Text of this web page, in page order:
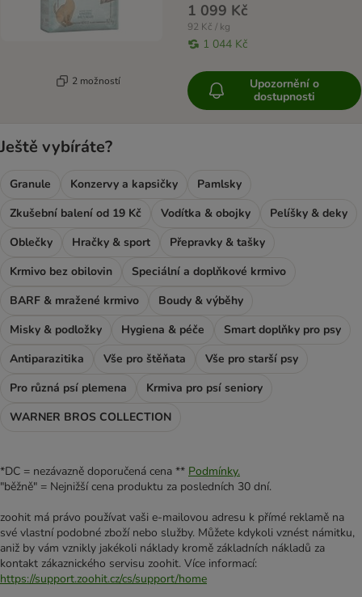
2 možností
1 099 Kč
92 Kč / kg
1 044 Kč
Upozornění o
dostupnosti
Ještě vybíráte?
Granule Konzervy a kapsičky
Pamlsky
Zkušební balení od 19 Kč
Vodítka & obojky
Pelíšky & deky
Oblečky
Hračky & sport
Přepravky & tašky
Krmivo bez obilovin
Speciální a doplňkové krmivo
BARF & mražené krmivo
Boudy & výběhy
Misky & podložky
Hygiena & péče
Smart doplňky pro psy
Antiparazitika
Vše pro štěňata
Vše pro starší psy
Pro různá psí plemena
Krmiva pro psí seniory
WARNER BROS COLLECTION
*DC = nezávazně doporučená cena ** Podmínky.
"běžně" = Nejnižší cena produktu za posledních 30 dní.
zoohit má právo používat vaši e-mailovou adresu k přímé reklamě na
své vlastní podobné zboží nebo služby. Můžete kdykoli vznést námitku,
aniž by vám vznikly jakékoli náklady kromě základních nákladů za
kontakt zákaznického servisu zoohit. Více informací:
https://support.zoohit.cz/cs/support/home